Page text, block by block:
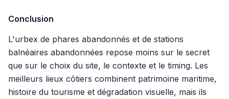
Conclusion
L'urbex de phares abandonnés et de stations
balnéaires abandonnées repose moins sur le secret
que sur le choix du site, le contexte et le timing. Les
meilleurs lieux côtiers combinent patrimoine maritime,
histoire du tourisme et dégradation visuelle, mais ils